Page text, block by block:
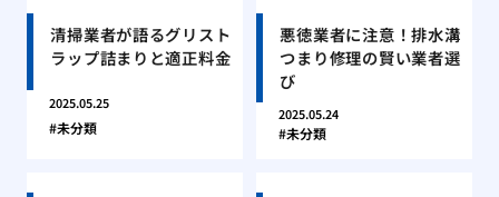
清掃業者が語るグリスト
ラップ詰まりと適正料金
2025.05.25
未分類
悪徳業者に注意！排水溝
つまり修理の賢い業者選
び
2025.05.24
未分類